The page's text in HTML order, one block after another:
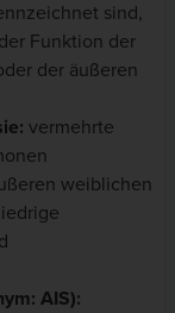
sind,
Funktion der
der äußeren
vermehrte
weiblichen
AIS):